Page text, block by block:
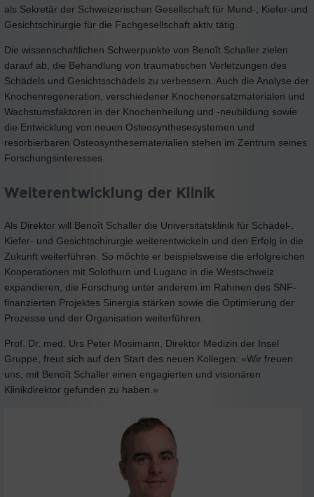
als Sekretär der Schweizerischen Gesellschaft für Mund-, Kiefer-und
Gesichtschirurgie für die Fachgesellschaft aktiv tätig.
Die wissenschaftlichen Schwerpunkte von Benoît Schaller zielen
darauf ab, die Behandlung von traumatischen Verletzungen des
Schädels und Gesichtsschädels zu verbessern. Auch die Analyse der
Knochenregeneration, verschiedener Knochenersatzmaterialen und
Wachstumsfaktoren in der Knochenheilung und -neubildung sowie
die Entwicklung von neuen Osteosynthesesystemen und
resorbierbaren Osteosynthesematerialien stehen im Zentrum seines
Forschungsinteresses.
Weiterentwicklung der Klinik
Als Direktor will Benoît Schaller die Universitätsklinik für Schädel-,
Kiefer- und Gesichtschirurgie weiterentwickeln und den Erfolg in die
Zukunft weiterführen. So möchte er beispielsweise die erfolgreichen
Kooperationen mit Solothurn und Lugano in die Westschweiz
expandieren, die Forschung unter anderem im Rahmen des SNF-
finanzierten Projektes Sinergia stärken sowie die Optimierung der
Prozesse und der Organisation weiterführen.
Prof. Dr. med. Urs Peter Mosimann, Direktor Medizin der Insel
Gruppe, freut sich auf den Start des neuen Kollegen: «Wir freuen
uns, mit Benoît Schaller einen engagierten und visionären
Klinikdirektor gefunden zu haben.»